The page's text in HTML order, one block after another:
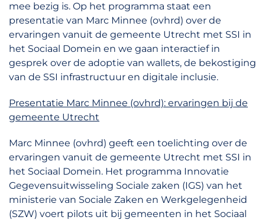
mee bezig is. Op het programma staat een
presentatie van Marc Minnee (ovhrd) over de
ervaringen vanuit de gemeente Utrecht met SSI in
het Sociaal Domein en we gaan interactief in
gesprek over de adoptie van wallets, de bekostiging
van de SSI infrastructuur en digitale inclusie.
Presentatie Marc Minnee (ovhrd): ervaringen bij de
gemeente Utrecht
Marc Minnee (ovhrd) geeft een toelichting over de
ervaringen vanuit de gemeente Utrecht met SSI in
het Sociaal Domein. Het programma Innovatie
Gegevensuitwisseling Sociale zaken (IGS) van het
ministerie van Sociale Zaken en Werkgelegenheid
(SZW) voert pilots uit bij gemeenten in het Sociaal